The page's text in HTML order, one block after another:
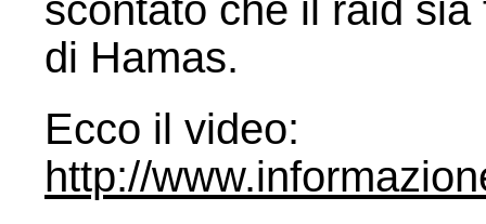
di Hamas.
Ecco il video:
http://